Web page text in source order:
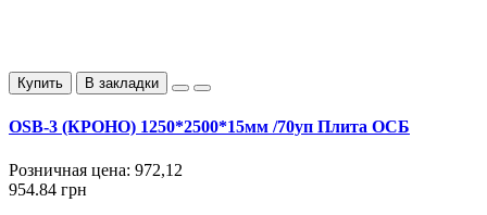
Купить В закладки
OSB-3 (КРОНО) 1250*2500*15мм /70уп Плита ОСБ
Розничная цена: 972,12
954.84 грн